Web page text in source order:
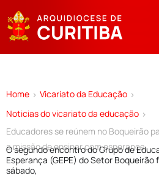
Home > Vicariato da Educação >
Noticias do vicariato da educação >
Educadores se reúnem no Boqueirão
a missão de ensinar com esperança
O segundo encontro do Grupo de
Esperança (GEPE) do Setor
sábado,